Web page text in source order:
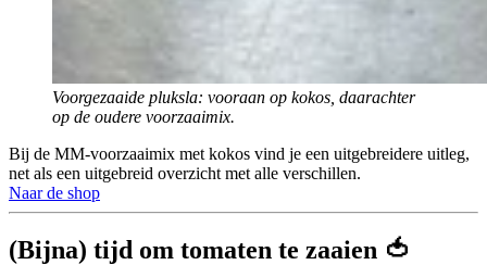
Voorgezaaide pluksla: vooraan op kokos, daarachter
op de oudere voorzaaimix.
Bij de MM-voorzaaimix met kokos vind je een uitgebreidere uitleg,
net als een uitgebreid overzicht met alle verschillen.
Naar de shop
(Bijna) tijd om tomaten te zaaien 🍅